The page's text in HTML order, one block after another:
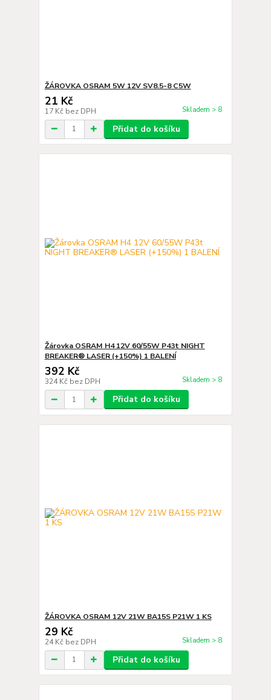
ŽÁROVKA OSRAM 5W 12V SV8.5-8 C5W
21 Kč
17 Kč bez DPH Skladem > 8
Přidat do košíku
Žárovka OSRAM H4 12V 60/55W P43t NIGHT
BREAKER® LASER (+150%) 1 BALENÍ
392 Kč
324 Kč bez DPH Skladem > 8
Přidat do košíku
ŽÁROVKA OSRAM 12V 21W BA15S P21W 1 KS
29 Kč
24 Kč bez DPH Skladem > 8
Přidat do košíku